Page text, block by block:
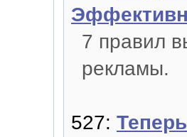
7 правил
рекламы.
527: